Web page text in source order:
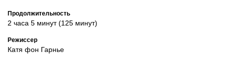
Продолжительность
2 часа 5 минут (125 минут)
Режиссер
Катя фон Гарнье